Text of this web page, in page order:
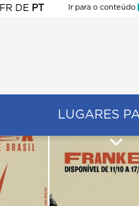
FR DE PT
Ir para o conteúdo
LUGARES